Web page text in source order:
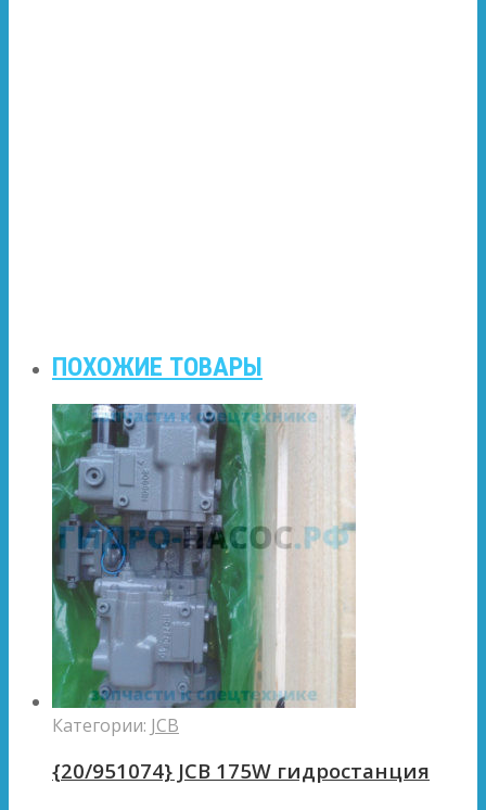
ПОХОЖИЕ ТОВАРЫ
Категории: JCB
{20/951074} JCB 175W гидростанция